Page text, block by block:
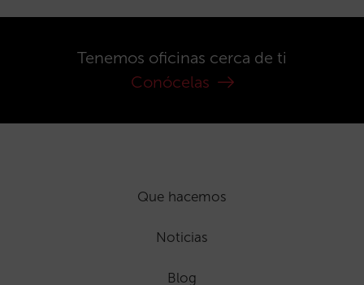
Tenemos oficinas cerca de ti
Conócelas
Que hacemos
Noticias
Blog